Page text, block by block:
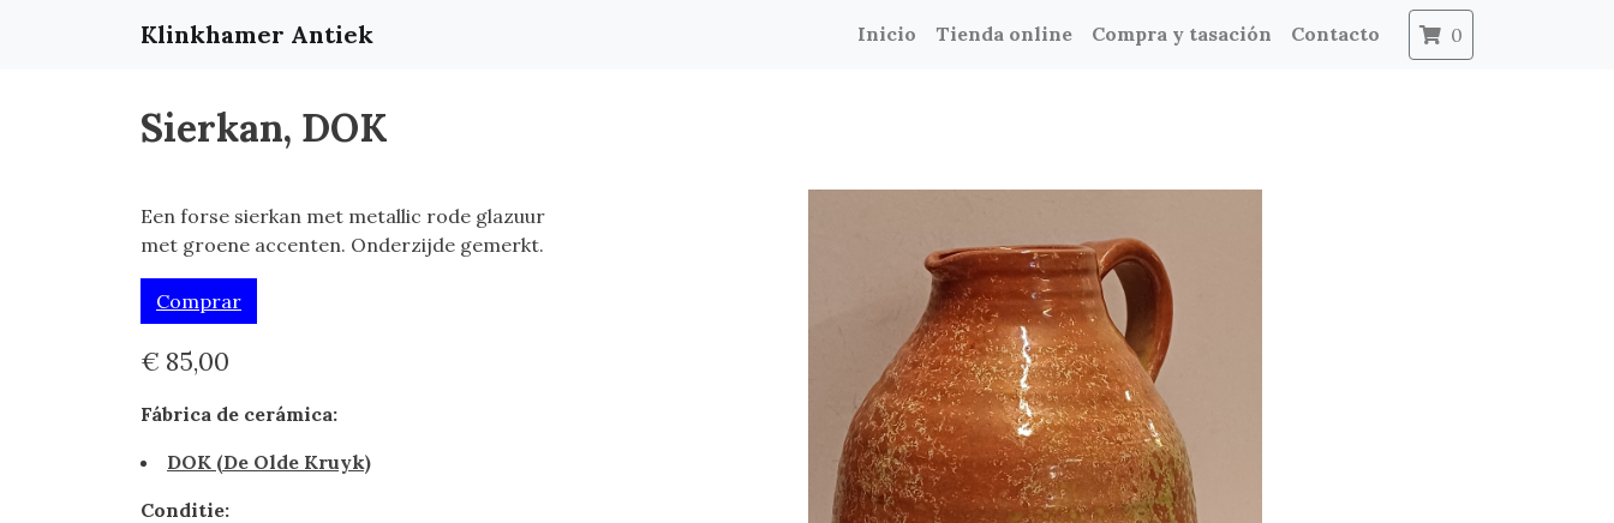
Klinkhamer Antiek Inicio Tienda online Compra y tasación Contacto 0
Sierkan, DOK
Een forse sierkan met metallic rode glazuur
met groene accenten. Onderzijde gemerkt.
Comprar
€ 85,00
Fábrica de cerámica:
DOK (De Olde Kruyk)
Conditie: